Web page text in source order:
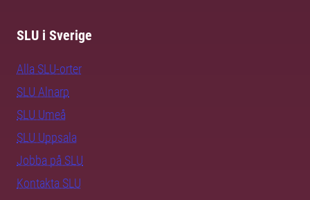
SLU i Sverige
Alla SLU-orter
SLU Alnarp
SLU Umeå
SLU Uppsala
Jobba på SLU
Kontakta SLU